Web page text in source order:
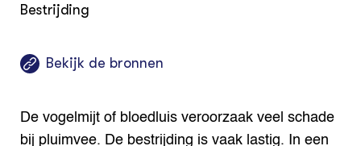
Contact
Search the Knowledge base
Bestrijding
Bekijk de bronnen
De vogelmijt of bloedluis veroorzaak veel schade
bij pluimvee. De bestrijding is vaak lastig. In een